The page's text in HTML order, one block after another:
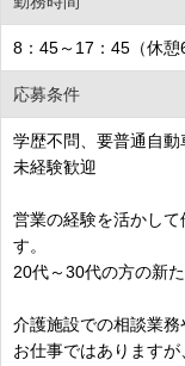
8：45～17：45（休憩
応募条件
学歴不問、要普通自動
未経験歓迎
営業の経験を活かし
す。
20代～30代の方の新
介護施設での相談業
お仕事ではありますが